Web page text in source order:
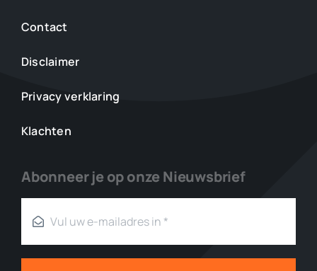
Contact
Disclaimer
Privacy verklaring
Klachten
Abonneer je op onze Nieuwsbrief